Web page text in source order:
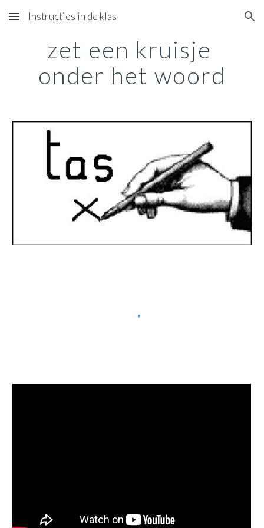
Skip to main content Skip to navigation
Instructies in de klas
zet een kruisje
onder het woord